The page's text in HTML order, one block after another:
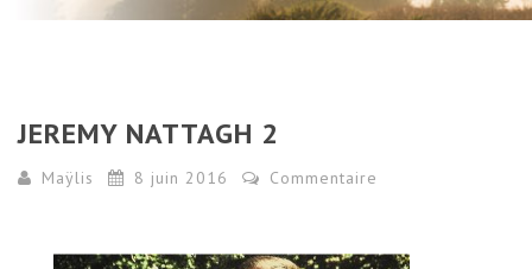
JEREMY NATTAGH 2
Maÿlis 8 juin 2016 Commentaire